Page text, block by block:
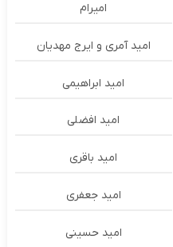
اميرام
امید آمری و ایرج مهدیان
امید ابراهیمی
امید افضلی
امید باقری
امید جعفری
امید حسینی